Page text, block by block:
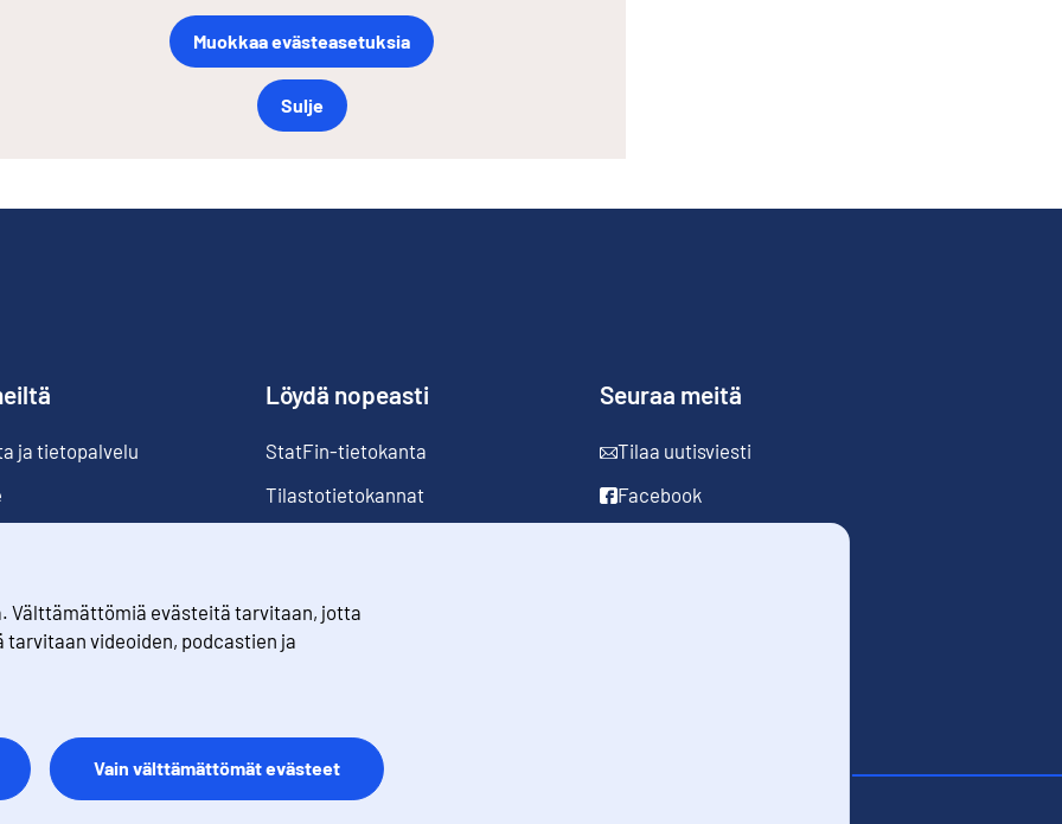
Välttämättömiä evästeitä tarvitaan, jotta
videoiden, podcastien ja
Vain välttämättömät evästeet
Muokkaa evästeasetuksia
Sulje
ja tietopalvelu
Löydä nopeasti
StatFin-tietokanta
Tilastotietokannat
Rahanarvonmuunnin
Seuraa meitä
Tilaa uutisviesti
Facebook